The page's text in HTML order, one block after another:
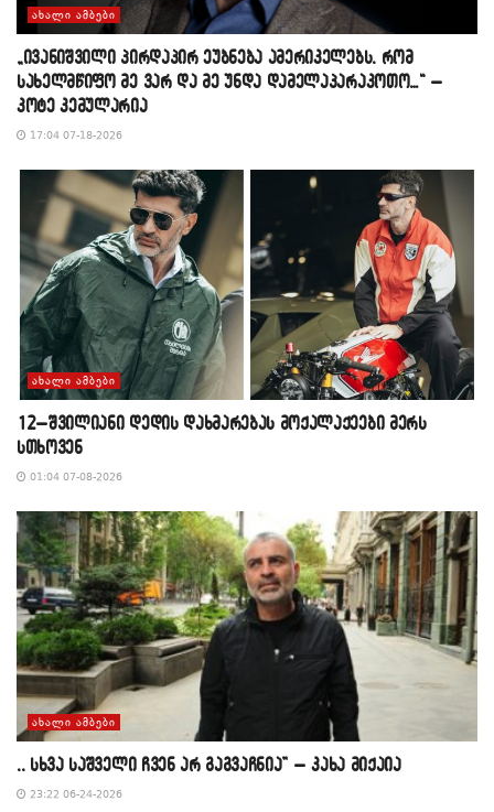
ᲐᲮᲐᲚᲘ ᲐᲛᲑᲔᲑᲘ
„ივანიშვილი პირდაპირ ეუბნება ამერიკელებს, რომ
სახელმწიფო მე ვარ და მე უნდა დამელაპარაკოთო…“ –
კოტე კემულარია
17:04 07-18-2026
ᲐᲮᲐᲚᲘ ᲐᲛᲑᲔᲑᲘ
12–შვილიანი დედის დახმარებას მოქალაქეები მერს
სთხოვენ
01:04 07-08-2026
ᲐᲮᲐᲚᲘ ᲐᲛᲑᲔᲑᲘ
,, სხვა საშველი ჩვენ არ გაგვაჩნია” – კახა მიქაია
23:22 06-24-2026